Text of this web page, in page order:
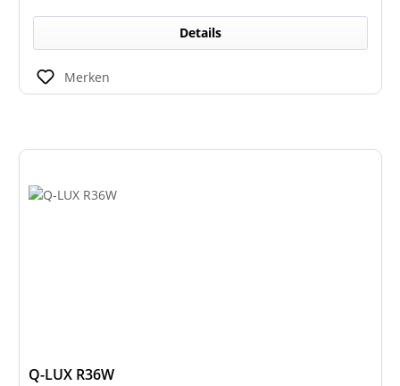
Details
Merken
Q-LUX R36W